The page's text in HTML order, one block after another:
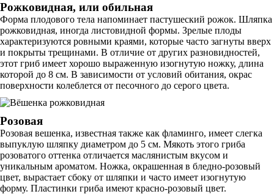
Рожковидная, или обильная
Форма плодового тела напоминает пастушеский рожок. Шляпка
рожковидная, иногда листовидной формы. Зрелые плоды
характеризуются ровными краями, которые часто загнуты вверх
и покрыты трещинами. В отличие от других разновидностей,
этот гриб имеет хорошо выраженную изогнутую ножку, длина
которой до 8 см. В зависимости от условий обитания, окрас
поверхности колеблется от песочного до серого цвета.
Розовая
Розовая вешенка, известная также как фламинго, имеет слегка
выпуклую шляпку диаметром до 5 см. Мякоть этого гриба
розоватого оттенка отличается маслянистым вкусом и
уникальным ароматом. Ножка, окрашенная в бледно-розовый
цвет, вырастает сбоку от шляпки и часто имеет изогнутую
форму. Пластинки гриба имеют красно-розовый цвет.